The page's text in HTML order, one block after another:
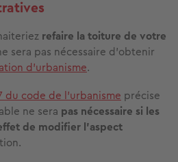
refaire la toiture de votre
sera pas nécessaire d’obtenir
d’urbanisme.
du code de l’urbanisme précise
ne sera pas nécessaire si les
de modifier l’aspect